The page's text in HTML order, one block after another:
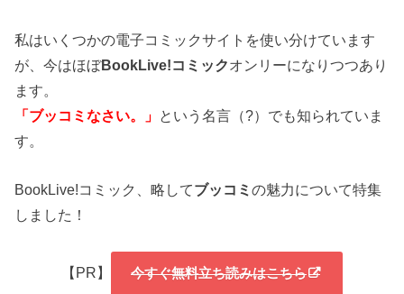
私はいくつかの電子コミックサイトを使い分けています
が、今はほぼBookLive!コミックオンリーになりつつあり
ます。
「ブッコミなさい。」 という名言（?）でも知られていま
す。
BookLive!コミック、略してブッコミの魅力について特集
しました！
【PR】 今すぐ無料立ち読みはこちら